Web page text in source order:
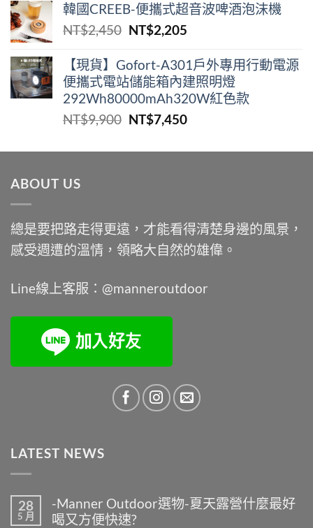
價
格：
價
格：
韓國CREEB-便攜式超⾳波啤酒泡沫機
NT$2,450 原
價
格：
NT$2,450。
NT$2,205目
價
格：
NT$2,205。
【現貨】Gofort-A301戶外專用行動電源
便攜式電站儲能箱內建照明燈
292Wh80000mAh320W紅色款
NT$9,900 原
價
NT$7,450目
價
ABOUT US
總是要把路走得更遠，才能看得清楚身邊的風景，
感受週遭的溫情，領略大自然的雄偉。
Line線上客服：@manneroutdoor
LATEST NEWS
28
5 月
-Manner Outdoor選物-夏天露營什麼最好
喝又方便快速?